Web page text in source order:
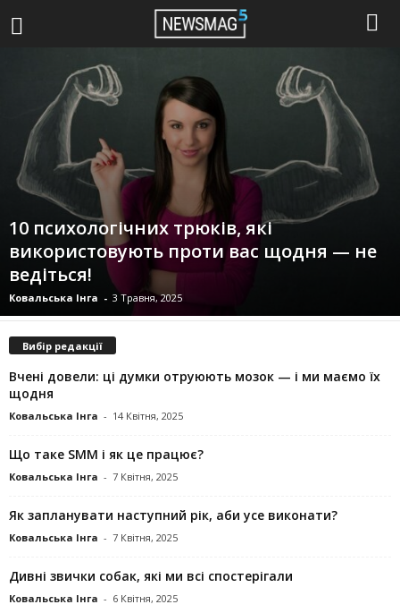
10 психологічних трюків, які
використовують проти вас щодня — не
ведіться!
Ковальська Інга - 3 Травня, 2025
Вибір редакції
Вчені довели: ці думки отруюють мозок — і ми маємо їх
щодня
Ковальська Інга - 14 Квітня, 2025
Що таке SMM і як це працює?
Ковальська Інга - 7 Квітня, 2025
Як запланувати наступний рік, аби усе виконати?
Ковальська Інга - 7 Квітня, 2025
Дивні звички собак, які ми всі спостерігали
Ковальська Інга - 6 Квітня, 2025